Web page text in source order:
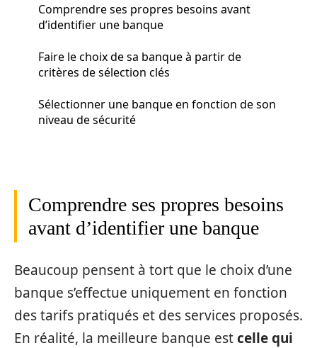
Comprendre ses propres besoins avant
d’identifier une banque
Faire le choix de sa banque à partir de
critères de sélection clés
Sélectionner une banque en fonction de son
niveau de sécurité
Comprendre ses propres besoins
avant d’identifier une banque
Beaucoup pensent à tort que le choix d’une
banque s’effectue uniquement en fonction
des tarifs pratiqués et des services proposés.
En réalité, la meilleure banque estcelle qui